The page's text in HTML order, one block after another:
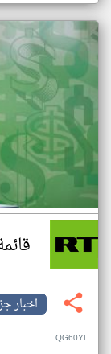
اخبار
QG60YL